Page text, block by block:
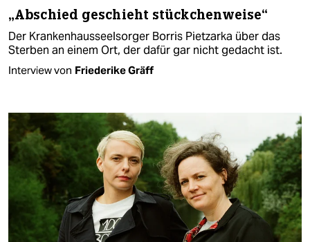
„Abschied geschieht stückchen­weise“
Der Krankenhausseelsorger Borris Pietzarka über das
Sterben an einem Ort, der dafür gar nicht gedacht ist.
Interview von Friederike Gräff